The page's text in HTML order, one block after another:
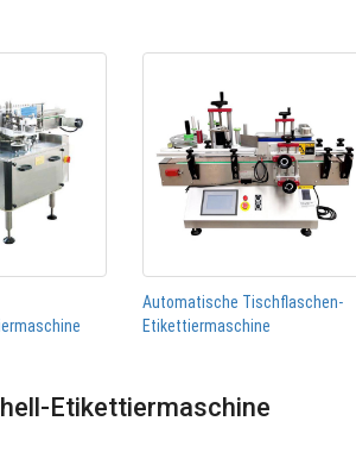
Automatische Tischflaschen-
Etikettiermaschine
Etikettiermaschine